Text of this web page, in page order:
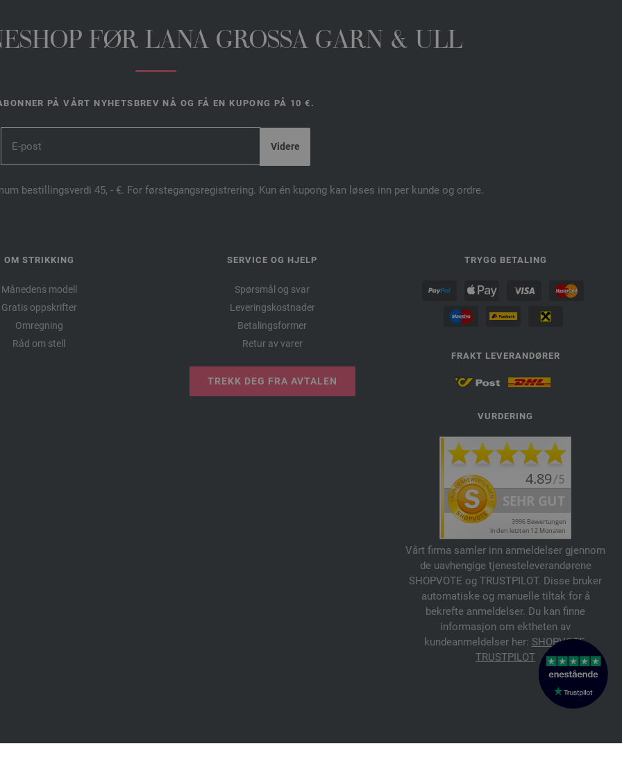
FØR LANA GROSSA GARN & ULL
PÅ VÅRT NYHETSBREV NÅ OG FÅ EN KUPONG PÅ 10 €.
bestillingsverdi 45, - €. For førstegangsregistrering. Kun én kupong kan løses inn per kunde og ordre.
OM STRIKKING
Månedens modell
Gratis oppskrifter
Omregning
Råd om stell
SERVICE OG HJELP
Spørsmål og svar
Leveringskostnader
Betalingsformer
Retur av varer
TREKK DEG FRA AVTALEN
TRYGG BETALING
FRAKT LEVERANDØRER
VURDERING
Vårt firma samler inn anmeldelser gjennom
de uavhengige tjenesteleverandørene
SHOPVOTE og TRUSTPILOT. Disse bruker
automatiske og manuelle tiltak for å
bekrefte anmeldelser. Du kan finne
informasjon om ektheten av
kundeanmeldelser her: SHOPVOTE,
TRUSTPILOT